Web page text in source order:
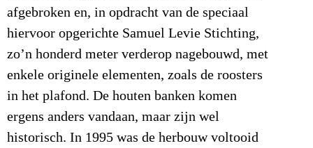
afgebroken en, in opdracht van de speciaal
hiervoor opgerichte Samuel Levie Stichting,
zo’n honderd meter verderop nagebouwd, met
enkele originele elementen, zoals de roosters
in het plafond. De houten banken komen
ergens anders vandaan, maar zijn wel
historisch. In 1995 was de herbouw voltooid